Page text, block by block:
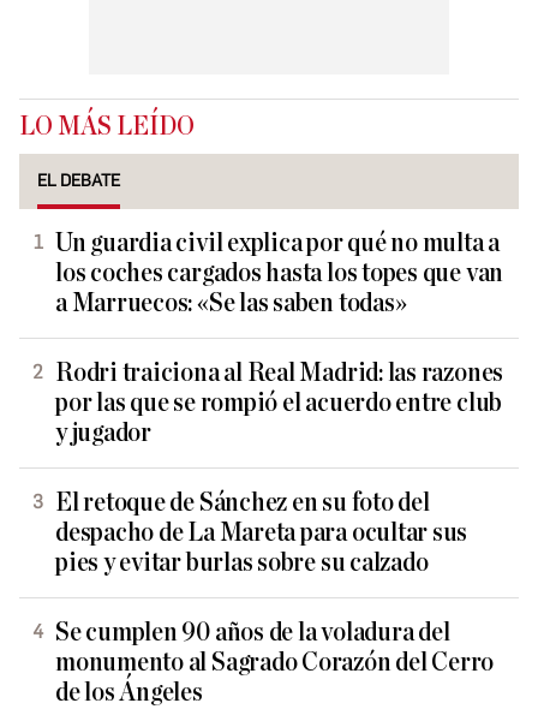
LO MÁS LEÍDO
EL DEBATE
Un guardia civil explica por qué no multa a
los coches cargados hasta los topes que van
a Marruecos: «Se las saben todas»
Rodri traiciona al Real Madrid: las razones
por las que se rompió el acuerdo entre club
y jugador
El retoque de Sánchez en su foto del
despacho de La Mareta para ocultar sus
pies y evitar burlas sobre su calzado
Se cumplen 90 años de la voladura del
monumento al Sagrado Corazón del Cerro
de los Ángeles